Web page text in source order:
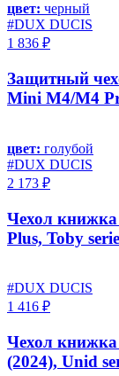
цвет: черный
#DUX DUCIS
1 836 ₽
Защитный
Mini M4/M4
цвет: голубой
#DUX DUCIS
2 173 ₽
Чехол книжка
Plus, Toby
#DUX DUCIS
1 416 ₽
Чехол книжка
(2024), Unid